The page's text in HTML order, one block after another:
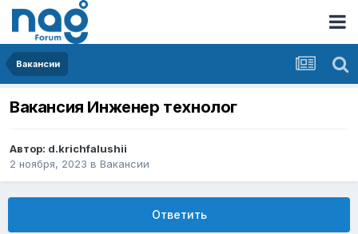
Вакансии
Вакансия Инженер технолог
Автор: d.krichfalushii
2 ноября, 2023 в Вакансии
Ответить